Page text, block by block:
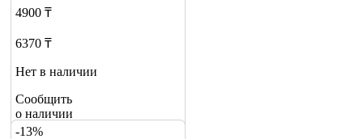
4900 ₸
6370 ₸
Нет в наличии
Сообщить
о наличии
-13%